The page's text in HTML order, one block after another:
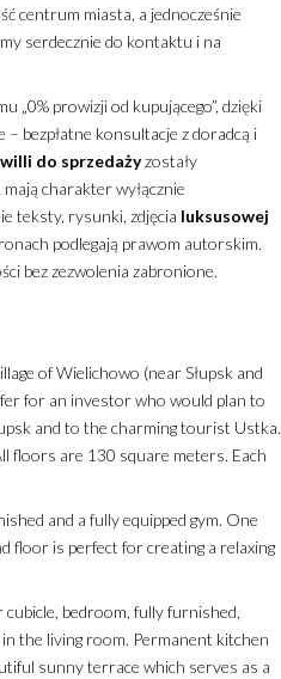
centrum miasta, a jednocześnie
serdecznie do kontaktu i na
„0% prowizji od kupującego”, dzięki
bezpłatne konsultacje z doradcą i
willi do sprzedażyzostały
charakter wyłącznie
teksty, rysunki, zdjęcia luksusowej
podlegają prawom autorskim.
bez zezwolenia zabronione.
of Wielichowo (near Słupsk and
for an investor who would plan to
and to the charming tourist Ustka.
floors are 130 square meters. Each
and a fully equipped gym. One
floor is perfect for creating a relaxing
bedroom, fully furnished,
the living room. Permanent kitchen
sunny terrace which serves as a